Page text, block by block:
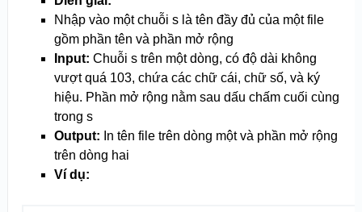
Nhập vào một chuỗi s là tên đầy đủ của một file
gồm phần tên và phần mở rộng
Input: Chuỗi s trên một dòng, có độ dài không
vượt quá 103, chứa các chữ cái, chữ số, và ký
hiệu. Phần mở rộng nằm sau dấu chấm cuối cùng
trong s
Output: In tên file trên dòng một và phần mở rộng
trên dòng hai
Ví dụ: